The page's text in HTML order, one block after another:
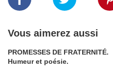
Vous aimerez aussi
PROMESSES DE FRATERNITÉ.
Humeur et poésie.